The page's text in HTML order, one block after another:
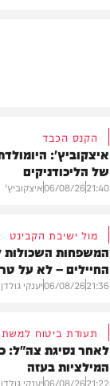
הקנס הכבד
איצקוביץ':
של הליכודניקים
21:40
06/08/26איצקוביץ'
מול ישיבת הקבינט
המשפחות
החיילים – לא על טראמפ"
21:36
06/08/26יענקי גולדן
תעודת ביטוח
לאחר נסיגת צה"ל:
המילציות בעזה
21:22
06/08/26יענקי גולדן